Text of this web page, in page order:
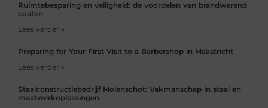
Ruimtebesparing en veiligheid: de voordelen van brandwerend
coaten
Lees verder »
Preparing for Your First Visit to a Barbershop in Maastricht
Lees verder »
Staalconstructiebedrijf Molenschot: Vakmanschap in staal en
maatwerkoplossingen